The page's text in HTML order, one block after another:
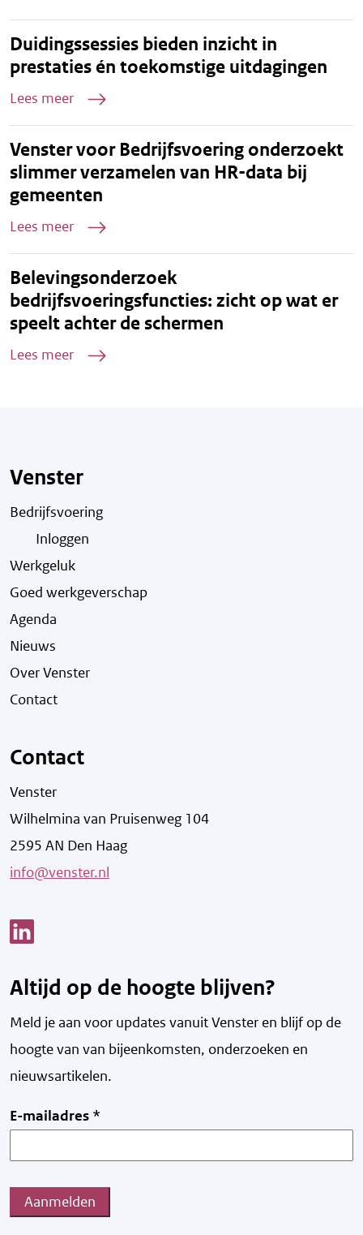
Duidingssessies bieden inzicht in
prestaties én toekomstige uitdagingen
Lees meer
Venster voor Bedrijfsvoering onderzoekt
slimmer verzamelen van HR-data bij
gemeenten
Lees meer
Belevingsonderzoek
bedrijfsvoeringsfuncties: zicht op wat er
speelt achter de schermen
Lees meer
Venster
Bedrijfsvoering
Inloggen
Werkgeluk
Goed werkgeverschap
Agenda
Nieuws
Over Venster
Contact
Contact
Venster
Wilhelmina van Pruisenweg 104
2595 AN Den Haag
info@venster.nl
Altijd op de hoogte blijven?
Meld je aan voor updates vanuit Venster en blijf op de
hoogte van van bijeenkomsten, onderzoeken en
nieuwsartikelen.
E-mailadres *
Aanmelden